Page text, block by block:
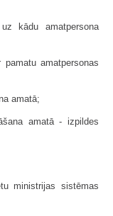
kādu amatpersona
amatpersonas
amatā;
amatā - izpildes
ministrijas sistēmas